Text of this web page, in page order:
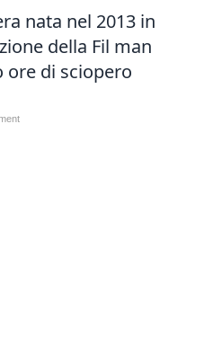
nata nel 2013 in
della Fil man
ore di sciopero